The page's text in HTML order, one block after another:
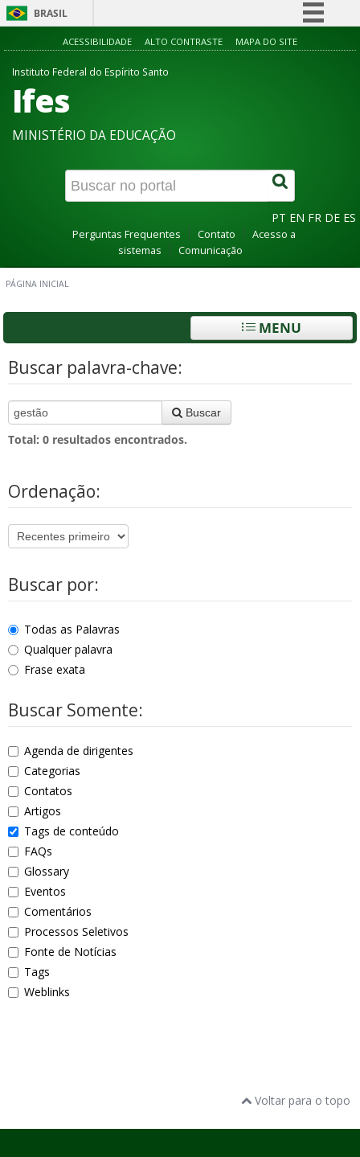
BRASIL
Simplifique!
Canais
ACESSIBILIDADE ALTO CONTRASTE MAPA DO SITE
Instituto Federal do Espírito Santo
Ifes
MINISTÉRIO DA EDUCAÇÃO
PT EN FR DE ES
Perguntas Frequentes Contato
Acesso a
sistemas
Comunicação
PÁGINA INICIAL
MENU
Buscar palavra-chave:
Buscar
Total: 0 resultados encontrados.
Ordenação:
Buscar por:
Todas as Palavras
Qualquer palavra
Frase exata
Buscar Somente:
Agenda de dirigentes
Categorias
Contatos
Artigos
Tags de conteúdo
FAQs
Glossary
Eventos
Comentários
Processos Seletivos
Fonte de Notícias
Tags
Weblinks
Voltar para o topo